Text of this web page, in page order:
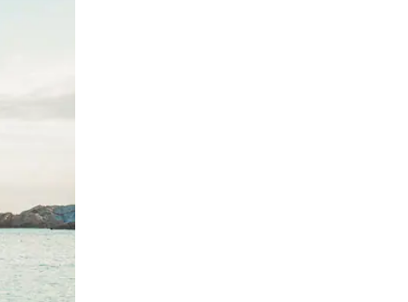
deslizando o dedo na tela.